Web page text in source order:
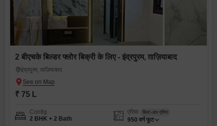
2 बीएचके बिल्डर फ्लोर बिक्री के लिए - इंद्रपुरम, ग़ाज़ियाबाद
इंद्रपुरम, ग़ाज़ियाबाद
₹ 75 L
Config
2 BHK + 2 Bath
एरिया बिल्ट-अप एरिया
950 वर्ग फुट